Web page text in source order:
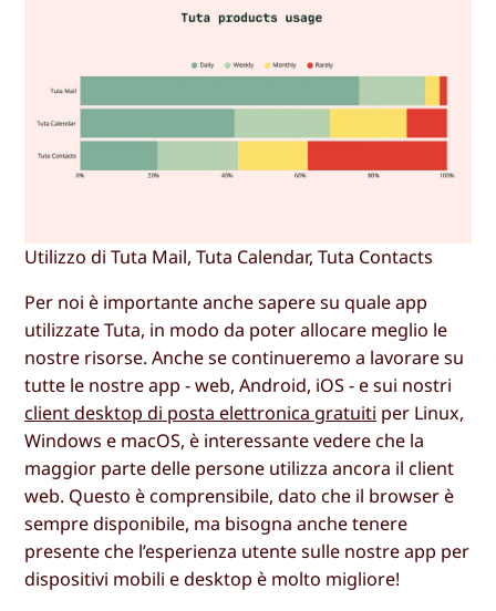
Utilizzo di Tuta Mail, Tuta Calendar, Tuta Contacts
Per noi è importante anche sapere su quale app
utilizzate Tuta, in modo da poter allocare meglio le
nostre risorse. Anche se continueremo a lavorare su
tutte le nostre app - web, Android, iOS - e sui nostri
client desktop di posta elettronica gratuiti per Linux,
Windows e macOS, è interessante vedere che la
maggior parte delle persone utilizza ancora il client
web. Questo è comprensibile, dato che il browser è
sempre disponibile, ma bisogna anche tenere
presente che l’esperienza utente sulle nostre app per
dispositivi mobili e desktop è molto migliore!